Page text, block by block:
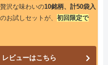
沢な味わいの10銘柄、計50袋入
お試しセットが、 初回限定で
レビューはこちら